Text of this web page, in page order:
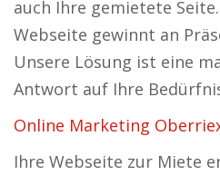
auch Ihre gemietete
Webseite gewinnt an
Unsere Lösung ist eine
Antwort auf Ihre
Online Marketing
Ihre Webseite zur Miete